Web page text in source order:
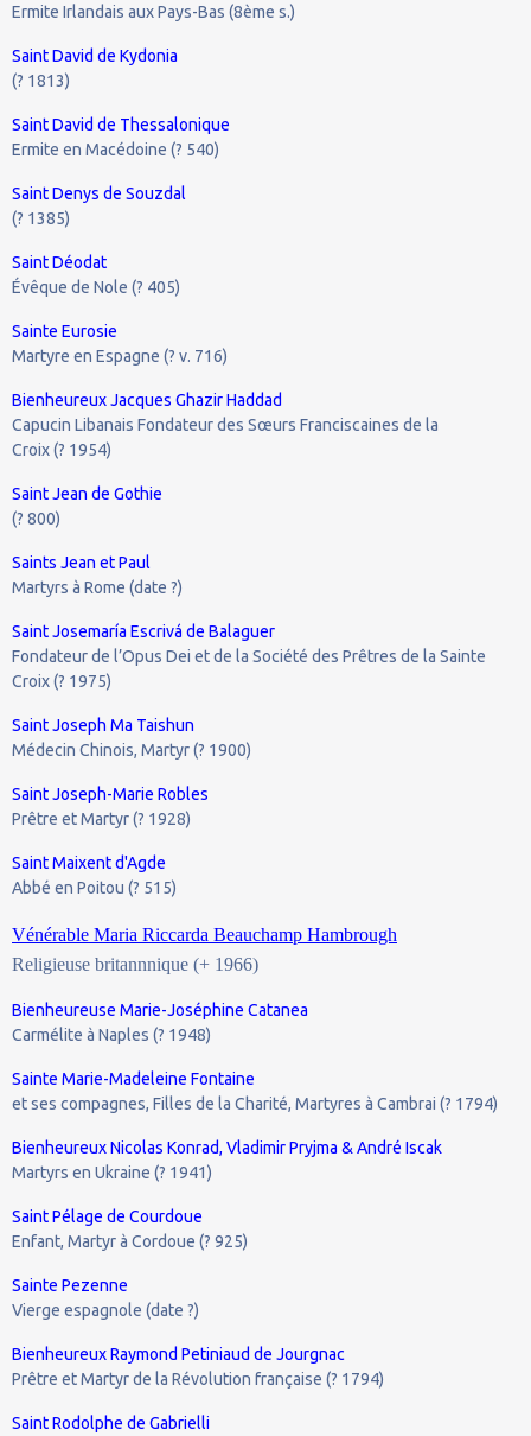
Ermite Irlandais aux Pays-Bas (8ème s.)
Saint David de Kydonia
(? 1813)
Saint David de Thessalonique
Ermite en Macédoine (? 540)
Saint Denys de Souzdal
(? 1385)
Saint Déodat
Évêque de Nole (? 405)
Sainte Eurosie
Martyre en Espagne (? v. 716)
Bienheureux Jacques Ghazir Haddad
Capucin Libanais Fondateur des Sœurs Franciscaines de la
Croix (? 1954)
Saint Jean de Gothie
(? 800)
Saints Jean et Paul
Martyrs à Rome (date ?)
Saint Josemaría Escrivá de Balaguer
Fondateur de l’Opus Dei et de la Société des Prêtres de la Sainte
Croix (? 1975)
Saint Joseph Ma Taishun
Médecin Chinois, Martyr (? 1900)
Saint Joseph-Marie Robles
Prêtre et Martyr (? 1928)
Saint Maixent d'Agde
Abbé en Poitou (? 515)
Vénérable Maria Riccarda Beauchamp Hambrough
Religieuse britannnique (+ 1966)
Bienheureuse Marie-Joséphine Catanea
Carmélite à Naples (? 1948)
Sainte Marie-Madeleine Fontaine
et ses compagnes, Filles de la Charité, Martyres à Cambrai (? 1794)
Bienheureux Nicolas Konrad, Vladimir Pryjma & André Iscak
Martyrs en Ukraine (? 1941)
Saint Pélage de Courdoue
Enfant, Martyr à Cordoue (? 925)
Sainte Pezenne
Vierge espagnole (date ?)
Bienheureux Raymond Petiniaud de Jourgnac
Prêtre et Martyr de la Révolution française (? 1794)
Saint Rodolphe de Gabrielli